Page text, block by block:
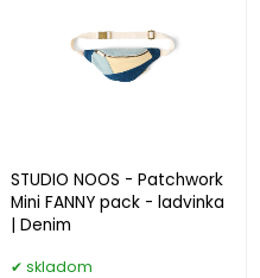
STUDIO NOOS - Patchwork
Mini FANNY pack - ladvinka
| Denim
skladom